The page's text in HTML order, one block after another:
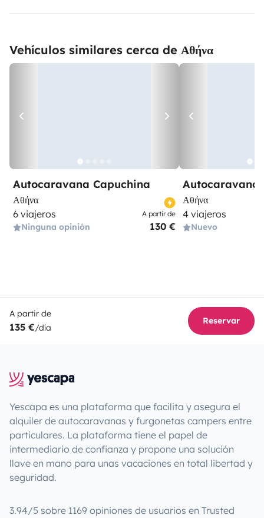
Vehículos similares cerca de Αθήνα
Autocaravana Capuchina
Αθήνα
6 viajeros
Ninguna opinión
A partir de
130 €
Autocaravana
Αθήνα
4 viajeros
Nuevo
A partir de
135 €/día
Reservar
Yescapa es una plataforma que facilita y asegura el
alquiler de autocaravanas y furgonetas campers entre
particulares. La plataforma tiene el papel de
intermediario de confianza y propone una solución
llave en mano para unas vacaciones en total libertad y
seguridad.
3.94/5 sobre 1169 opiniones de usuarios en Trusted